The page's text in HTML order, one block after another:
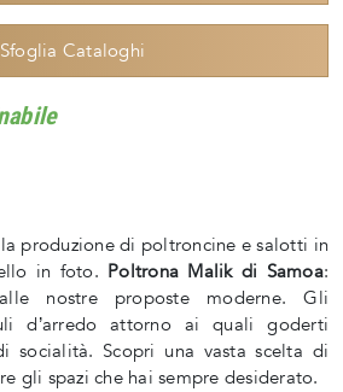
Sfoglia Cataloghi
produzione di poltroncine e salotti in
in foto. Poltrona Malik di Samoa:
nostre proposte moderne. Gli
d’arredo attorno ai quali goderti
socialità. Scopri una vasta scelta di
gli spazi che hai sempre desiderato.